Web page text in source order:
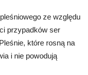
ze względu
przypadków ser
które rosną na
i nie powodują